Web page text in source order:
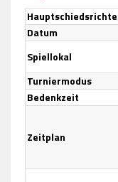
Datum
Spiellokal
Turniermodus
Bedenkzeit
Zeitplan